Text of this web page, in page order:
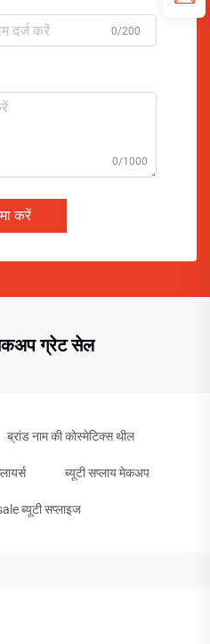
0/200
0/1000
करें
ग्रेट सेल
ब्रांड नाम की कोस्मेटिक्स थील
ब्यूटी सप्लाय मेकअप
ब्यूटी सप्लाइज